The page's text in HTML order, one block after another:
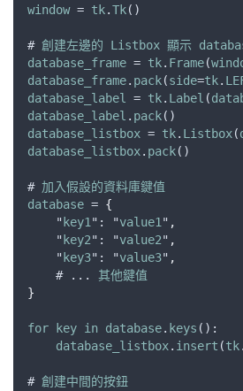
window = tk.Tk()
# 創建左邊的 Listbox 顯示
database_frame = tk. Frame(
database_frame. pack(side=tk.
database_label
= tk. Label (
database_label . pack()
database_listbox = tk. Listbox(
database_listbox. pack()
# 加入假設的資料庫鍵值
database = {
    "
key1 ": "value1 " ,
    "
key2": "value2" ,
    "
key3": "value3" ,
    # ...
其他鍵值
}
for key in database. keys ():
database_listbox. insert (tk.
# 創建中間的按鈕